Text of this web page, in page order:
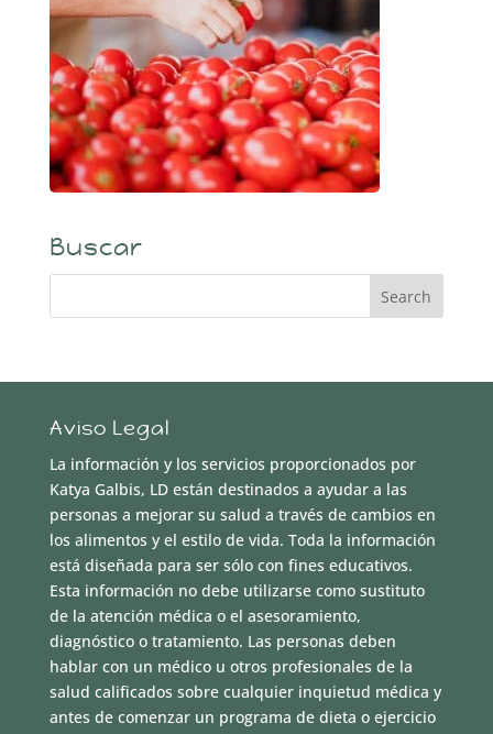
Buscar
Aviso Legal
La información y los servicios proporcionados por
Katya Galbis, LD están destinados a ayudar a las
personas a mejorar su salud a través de cambios en
los alimentos y el estilo de vida. Toda la información
está diseñada para ser sólo con fines educativos.
Esta información no debe utilizarse como sustituto
de la atención médica o el asesoramiento,
diagnóstico o tratamiento. Las personas deben
hablar con un médico u otros profesionales de la
salud calificados sobre cualquier inquietud médica y
antes de comenzar un programa de dieta o ejercicio